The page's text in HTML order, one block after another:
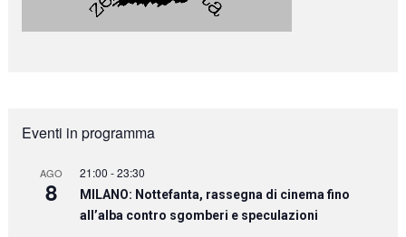
Eventi in programma
AGO
8
21:00 -23:30
MILANO: Nottefanta, rassegna di cinema fino
all’alba contro sgomberi e speculazioni